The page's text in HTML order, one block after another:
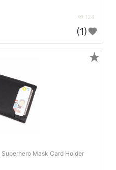
124
(1)
Mask Card Holder
★